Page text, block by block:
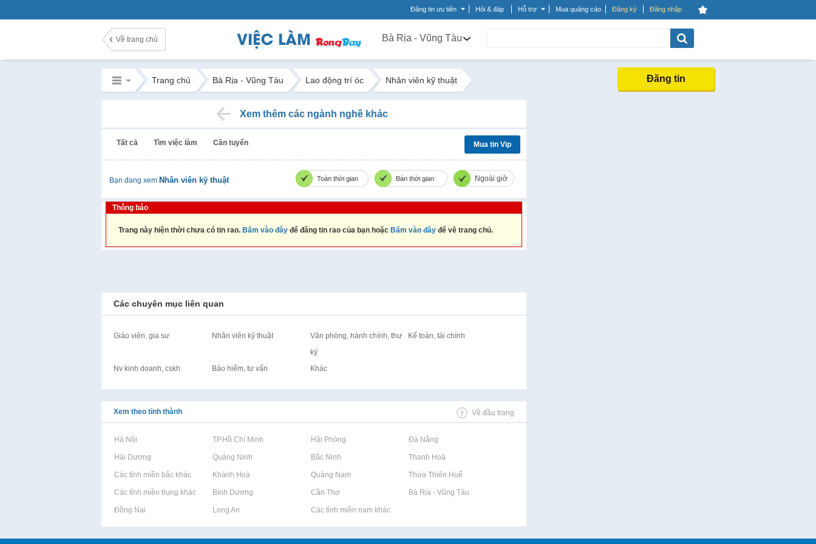
Đăng tin ưu tiên Hỏi & đáp Hỗ trợ Mua quảng cáo Đăng ký Đăng nhập
Về trang chủ Bà Rịa - Vũng Tàu
Trang chủ Bà Rịa - Vũng Tàu Lao động trí óc Nhân viên kỹ thuật Đăng tin
Xem thêm các ngành nghề khác
Tất cả Tìm việc làm Cần tuyển Mua tin Vip
Bạn đang xem Nhân viên kỹ thuật Toàn thời gian Bán thời gian Ngoài giờ
Thông báo
Trang này hiện thời chưa có tin rao. Bấm vào đây để đăng tin rao của bạn hoặc Bấm vào đây để về trang chủ.
Các chuyên mục liên quan
Giáo viên, gia sư Nhân viên kỹ thuật
Văn phòng, hành chính, thư
ký
Kế toán, tài chính
Nv kinh doanh, cskh Bảo hiểm, tư vấn Khác
Xem theo tỉnh thành Về đầu trang
Rao vặt tại Hà Nội Rao vặt tại TP.Hồ Chí Minh Rao vặt tại Hải Phòng Rao vặt tại Đà Nẵng
Rao vặt tại Hải Dương Rao vặt tại Quảng Ninh Rao vặt tại Bắc Ninh Rao vặt tại Thanh Hoá
Rao vặt tại Các tỉnh miền bắc khácRao vặt tại Khánh Hoà Rao vặt tại Quảng Nam Rao vặt tại Thừa Thiên Huế
Rao vặt tại Các tỉnh miền trung khácRao vặt tại Bình Dương Rao vặt tại Cần Thơ Rao vặt tại Bà Rịa - Vũng Tàu
Rao vặt tại Đồng Nai Rao vặt tại Long An Rao vặt tại Các tỉnh miền nam khác